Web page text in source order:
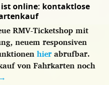
ist online: kontaktlose
RMV-Ticketshop mit
neuem responsiven
hierabrufbar.
von Fahrkarten noch
→